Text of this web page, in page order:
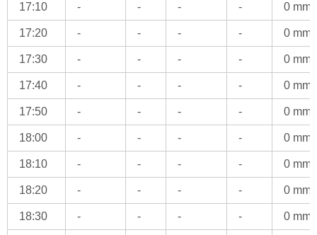
17:10 - - - - 0 mm
17:20 - - - - 0 mm
17:30 - - - - 0 mm
17:40 - - - - 0 mm
17:50 - - - - 0 mm
18:00 - - - - 0 mm
18:10 - - - - 0 mm
18:20 - - - - 0 mm
18:30 - - - - 0 mm